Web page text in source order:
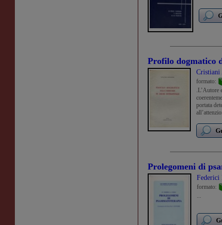
Profilo dogmatico
Cristiani
formato:
.L’Autore
portata
Prolegomeni di
Federici
formato:
...